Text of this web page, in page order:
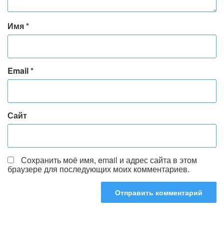
Имя*
Email*
Сайт
Сохранить моё имя, email и адрес сайта в этом
браузере для последующих моих комментариев.